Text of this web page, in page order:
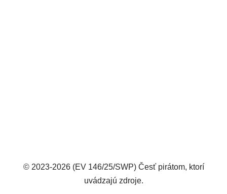
© 2023-2026 (EV 146/25/SWP) Česť pirátom, ktorí
uvádzajú zdroje.